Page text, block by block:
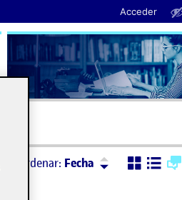
Acceder
Ordenar: Fecha Ordenar:Descendente